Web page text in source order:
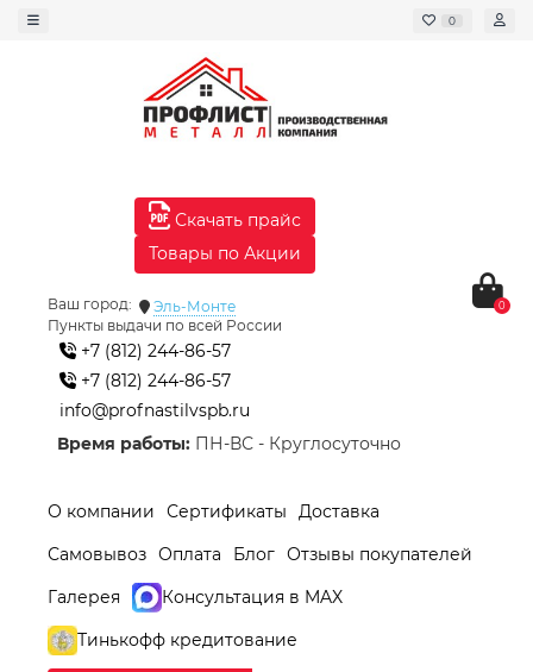
0
Скачать прайс
Товары по Акции
Ваш город:
Эль-Монте
Пункты выдачи по всей России
+7 (812) 244-86-57
+7 (812) 244-86-57
info@profnastilvspb.ru
Время работы: ПН-ВС - Круглосуточно
0
О компании Сертификаты
Доставка
Самовывоз Оплата Блог Отзывы покупателей
Галерея
Консультация в MAX
Тинькофф кредитование